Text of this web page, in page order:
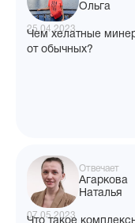
Ольга
25.04.2023
Чем хелатные
от обычных?
Отвечает
Агаркова
Наталья
07.05.2023